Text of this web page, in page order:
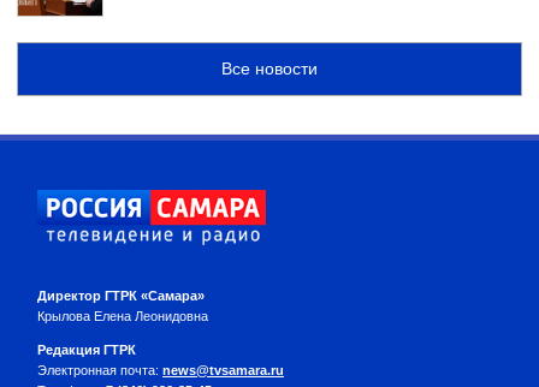
Все новости
Директор ГТРК «Самара»
Крылова Елена Леонидовна
Редакция ГТРК
Электронная почта: news@tvsamara.ru